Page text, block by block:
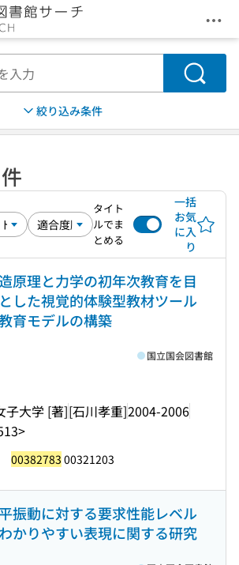
メ
検索
絞り込み条件
タイト
ルでま
とめる
一括
お気
に入
り
原理と力学の初年次教育を目
した視覚的体験型教材ツール
育モデルの構築
子大学 [著][石川孝重]2004-2006
国立国会図書館
00382783 00321203
振動に対する要求性能レベル
かりやすい表現に関する研究